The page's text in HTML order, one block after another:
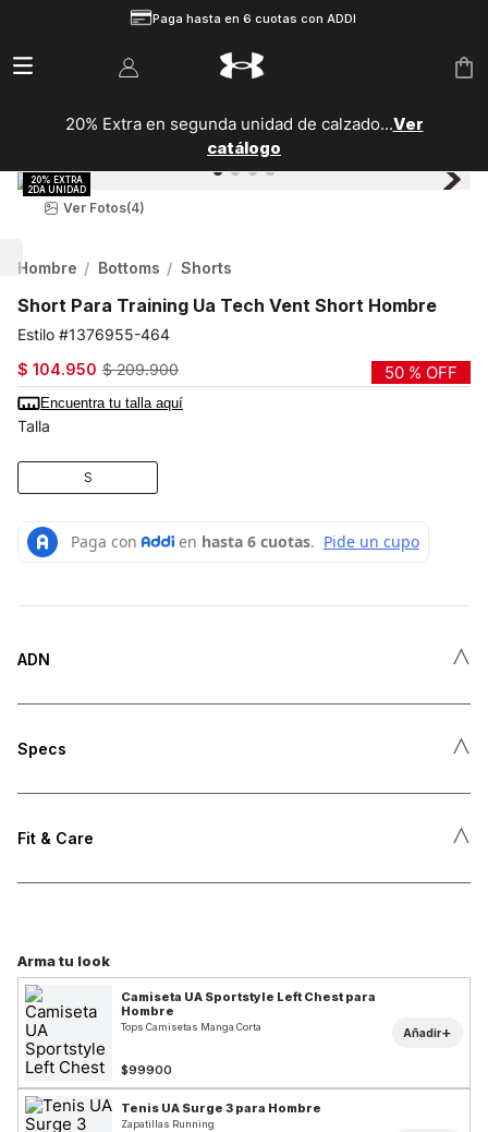
Paga hasta en 6 cuotas con ADDI
20% Extra en segunda unidad de calzado...Ver
catálogo
Ver Fotos(4)
Hombre Bottoms Shorts
Short Para Training Ua Tech Vent Short Hombre
1376955-464
$ 104.950 $ 209.900 50 % OFF
Encuentra tu talla aquí
Talla
S
ADN ˄
Specs ˄
Fit & Care ˄
Arma tu look
Camiseta UA Sportstyle Left Chest para
Hombre
Tops Camisetas Manga Corta
$99900
Añadir+
Tenis UA Surge 3 para Hombre
Zapatillas Running